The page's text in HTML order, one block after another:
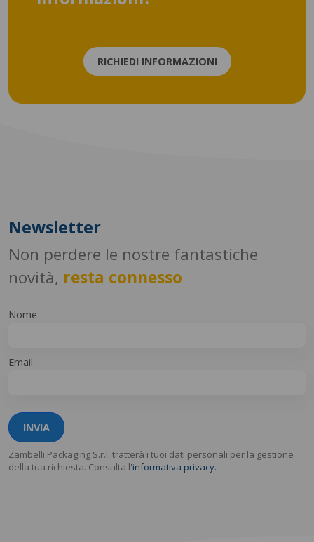
RICHIEDI INFORMAZIONI
Newsletter
Non perdere le nostre fantastiche
novità, resta connesso
Nome
Email
INVIA
Zambelli Packaging S.r.l. tratterà i tuoi dati personali per la gestione
della tua richiesta. Consulta l'informativa privacy.